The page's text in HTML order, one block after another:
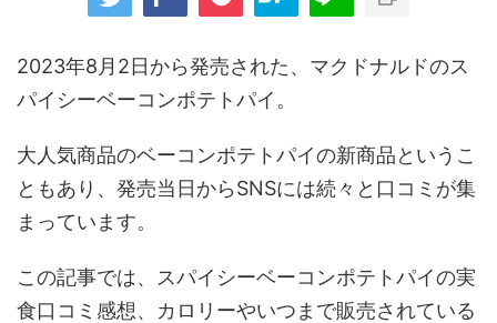
2023年8月2日から発売された、マクドナルドのス
パイシーベーコンポテトパイ。
大人気商品のベーコンポテトパイの新商品というこ
ともあり、発売当日からSNSには続々と口コミが集
まっています。
この記事では、スパイシーベーコンポテトパイの実
食口コミ感想、カロリーやいつまで販売されている